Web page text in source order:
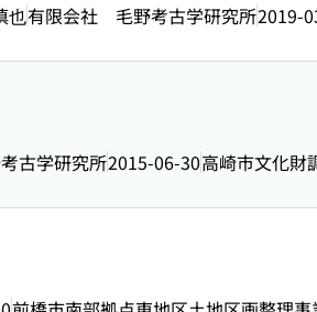
也有限会社 毛野考古学研究所2019-
古学研究所2015-06-30高崎市文化財